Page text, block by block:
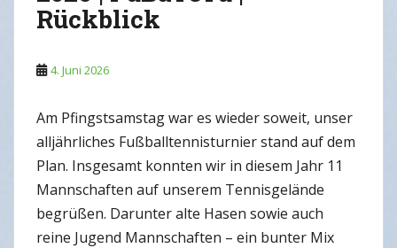
Rückblick
4. Juni 2026
Am Pfingstsamstag war es wieder soweit, unser
alljährliches Fußballtennisturnier stand auf dem
Plan. Insgesamt konnten wir in diesem Jahr 11
Mannschaften auf unserem Tennisgelände
begrüßen. Darunter alte Hasen sowie auch
reine Jugend Mannschaften – ein bunter Mix